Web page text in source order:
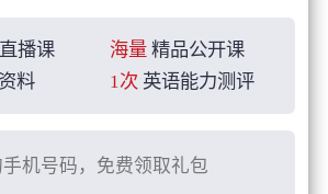
播课 海量 精品公开课
料 1次 英语能力测评